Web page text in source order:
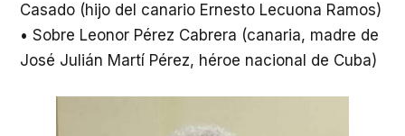
Casado (hijo del canario Ernesto Lecuona Ramos)
• Sobre Leonor Pérez Cabrera (canaria, madre de
José Julián Martí Pérez, héroe nacional de Cuba)